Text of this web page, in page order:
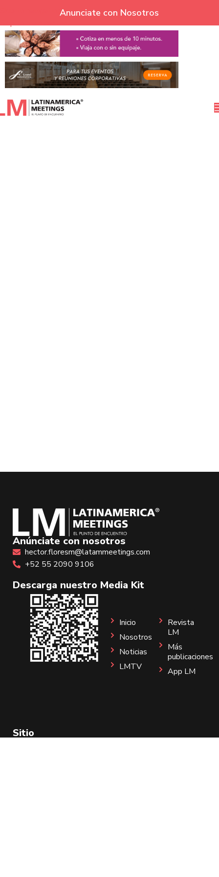
Skip to navigation
Skip to main content
Anunciate con Nosotros
Anúnciate con nosotros
hector.floresm@latammeetings.com
+52 55 2090 9106
Descarga nuestro Media Kit
Sitio
Inicio
Nosotros
Noticias
LMTV
Revista
LM
Más
publicaciones
App LM